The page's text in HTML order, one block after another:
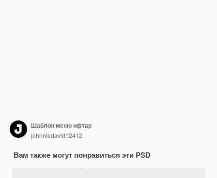
Шаблон меню ифтар
johnniedavid12412
Вам также могут понравиться эти PSD